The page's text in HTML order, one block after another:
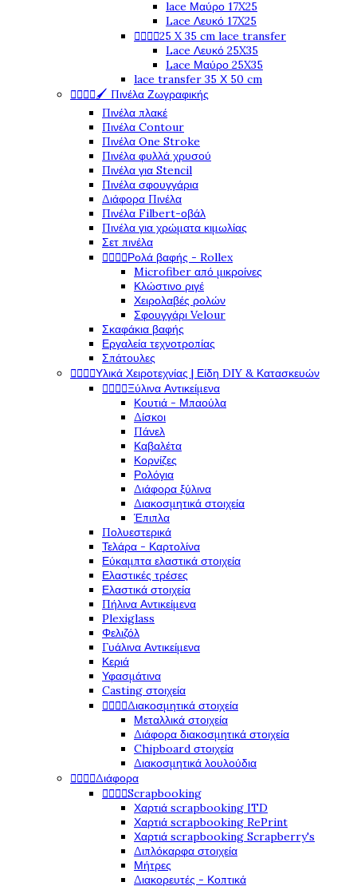
lace Μαύρο 17X25
Lace Λευκό 17X25
25 X 35 cm lace transfer
Lace Λευκό 25X35
Lace Μαύρο 25X35
lace transfer 35 Χ 50 cm
🖌️ Πινέλα Ζωγραφικής
Πινέλα πλακέ
Πινέλα Contour
Πινέλα One Stroke
Πινέλα φυλλά χρυσού
Πινέλα για Stencil
Πινέλα σφουγγάρια
Διάφορα Πινέλα
Πινέλα Filbert-οβάλ
Πινέλα για χρώματα κιμωλίας
Σετ πινέλα
Ρολά βαφής - Rollex
Microfiber από μικροίνες
Κλώστινο ριγέ
Χειρολαβές ρολών
Σφουγγάρι Velour
Σκαφάκια βαφής
Εργαλεία τεχνοτροπίας
Σπάτουλες
Υλικά Χειροτεχνίας | Είδη DIY & Κατασκευών
Ξύλινα Αντικείμενα
Κουτιά - Μπαούλα
Δίσκοι
Πάνελ
Καβαλέτα
Κορνίζες
Ρολόγια
Διάφορα ξύλινα
Διακοσμητικά στοιχεία
Έπιπλα
Πολυεστερικά
Τελάρα - Καρτολίνα
Εύκαμπτα ελαστικά στοιχεία
Ελαστικές τρέσες
Ελαστικά στοιχεία
Πήλινα Αντικείμενα
Plexiglass
Φελιζόλ
Γυάλινα Αντικείμενα
Κεριά
Υφασμάτινα
Casting στοιχεία
Διακοσμητικά στοιχεία
Μεταλλικά στοιχεία
Διάφορα διακοσμητικά στοιχεία
Chipboard στοιχεία
Διακοσμητικά λουλούδια
Διάφορα
Scrapbooking
Χαρτιά scrapbooking ITD
Χαρτιά scrapbooking RePrint
Χαρτιά scrapbooking Scrapberry's
Διπλόκαρφα στοιχεία
Μήτρες
Διακορευτές - Κοπτικά